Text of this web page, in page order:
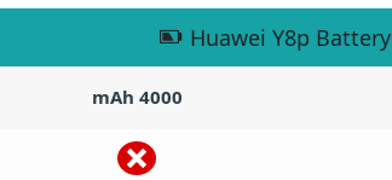
Huawei Y8p Battery
4000
mAh